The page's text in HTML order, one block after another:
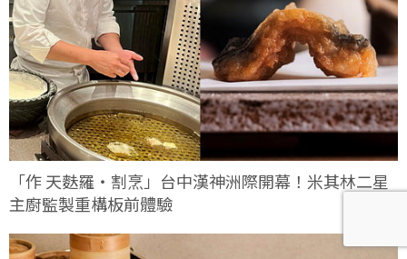
「作 天麩羅・割烹」台中漢神洲際開幕！米其林二星
主廚監製重構板前體驗